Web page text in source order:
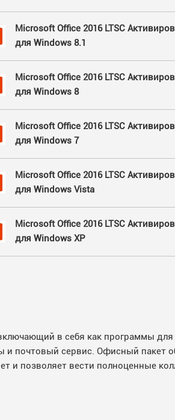
Microsoft Office 2016 LTSC
для Windows 8.1
Microsoft Office 2016 LTSC
для Windows 8
Microsoft Office 2016 LTSC
для Windows 7
Microsoft Office 2016 LTSC
для Windows Vista
Microsoft Office 2016 LTSC
для Windows XP
в себя как программы
и почтовый сервис. Офисный пакет
и позволяет вести полноценные